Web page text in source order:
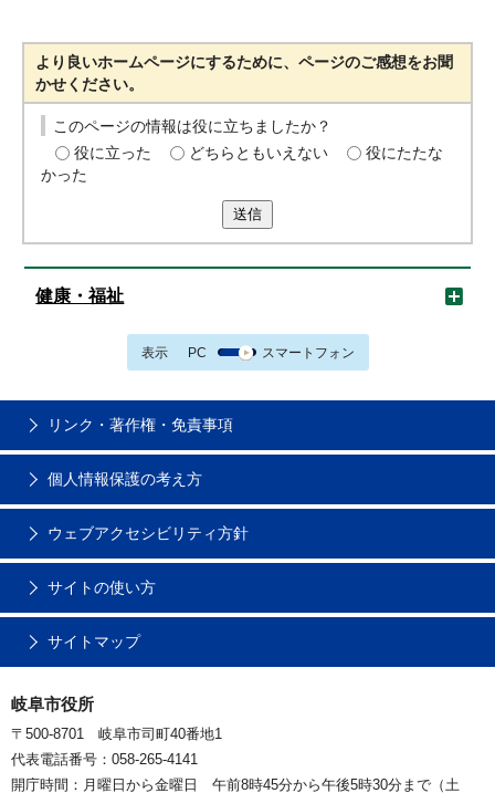
より良いホームページにするために、ページのご感想をお聞
かせください。
このページの情報は役に立ちましたか？
役に立った
どちらともいえない
役にたたな
かった
送信
健康・福祉
表示 PC スマートフォン
リンク・著作権・免責事項
個人情報保護の考え方
ウェブアクセシビリティ方針
サイトの使い方
サイトマップ
岐阜市役所
〒500-8701 岐阜市司町40番地1
代表電話番号：058-265-4141
開庁時間：月曜日から金曜日 午前8時45分から午後5時30分まで（土